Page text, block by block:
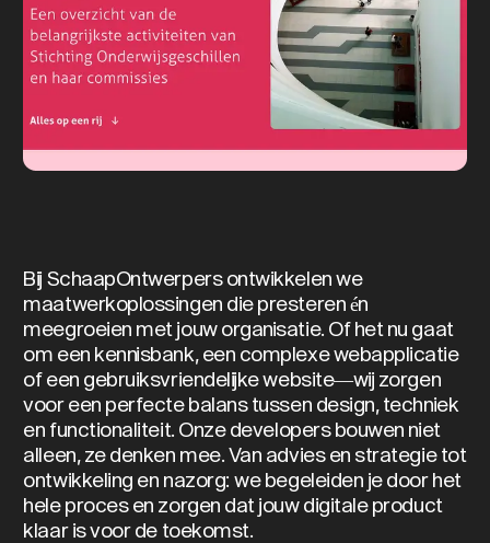
Bij SchaapOntwerpers ontwikkelen we
maatwerkoplossingen die presteren én
meegroeien met jouw organisatie. Of het nu gaat
om een kennisbank, een complexe webapplicatie
of een gebruiksvriendelijke website—wij zorgen
voor een perfecte balans tussen design, techniek
en functionaliteit. Onze developers bouwen niet
alleen, ze denken mee. Van advies en strategie tot
ontwikkeling en nazorg: we begeleiden je door het
hele proces en zorgen dat jouw digitale product
klaar is voor de toekomst.